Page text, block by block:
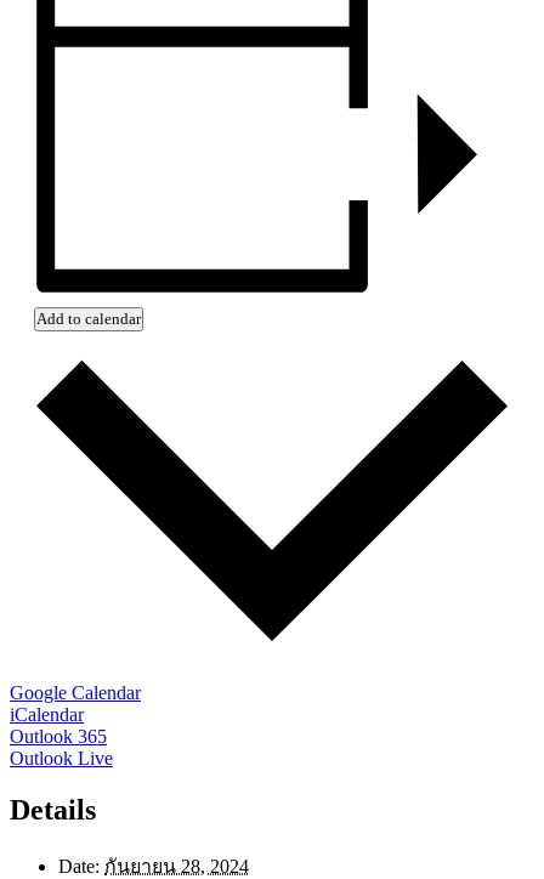
Add to calendar
Google Calendar
iCalendar
Outlook 365
Outlook Live
Details
Date: กันยายน 28, 2024